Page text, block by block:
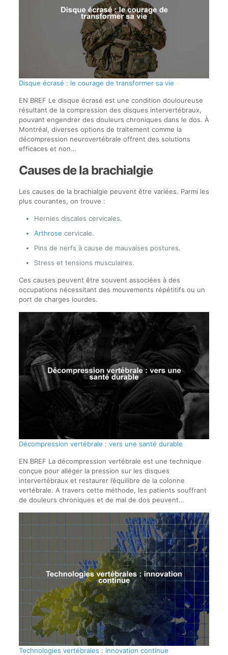
Disque écrasé : le courage de transformer sa vie
EN BREF Le disque écrasé est une condition douloureuse
résultant de la compression des disques intervertébraux,
pouvant engendrer des douleurs chroniques dans le dos. À
Montréal, diverses options de traitement comme la
décompression neurovertébrale offrent des solutions
efficaces et non…
Causes de la brachialgie
Les causes de la brachialgie peuvent être variées. Parmi les
plus courantes, on trouve :
Hernies discales cervicales.
Arthrose cervicale.
Pins de nerfs à cause de mauvaises postures.
Stress et tensions musculaires.
Ces causes peuvent être souvent associées à des
occupations nécessitant des mouvements répétitifs ou un
port de charges lourdes.
Décompression vertébrale : vers une santé durable
EN BREF La décompression vertébrale est une technique
conçue pour alléger la pression sur les disques
intervertébraux et restaurer l’équilibre de la colonne
vertébrale. A travers cette méthode, les patients souffrant
de douleurs chroniques et de mal de dos peuvent…
Technologies vertébrales : innovation continue